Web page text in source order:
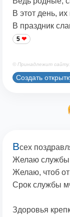
В этот день,
В праздник
5
© Принадлежит
Создать
Всех
Желаю службы
Желаю, чтоб
Срок службы
Здоровья